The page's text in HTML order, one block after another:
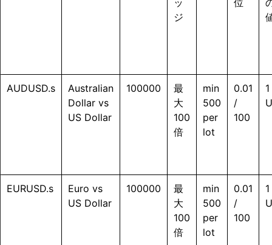
ジ
AUDUSD.s
Australian
Dollar vs
US Dollar
100000
最
大
100
倍
min
500
per
lot
0.01
/
100
1
EURUSD.s
Euro vs
US Dollar
100000
最
大
100
倍
min
500
per
lot
0.01
/
100
1